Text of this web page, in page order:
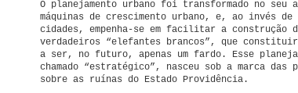
O planejamento urbano foi transformado no seu
máquinas de crescimento urbano, e, ao invés
cidades, empenha-se em facilitar a construção
verdadeiros “elefantes brancos”, que
a ser, no futuro, apenas um fardo. Esse
chamado “estratégico”, nasceu sob a marca
sobre as ruínas do Estado Providência.